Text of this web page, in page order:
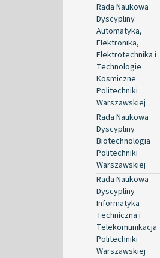
Rada Naukowa
Dyscypliny
Automatyka,
Elektronika,
Elektrotechnika i
Technologie
Kosmiczne
Politechniki
Warszawskiej
Rada Naukowa
Dyscypliny
Biotechnologia
Politechniki
Warszawskiej
Rada Naukowa
Dyscypliny
Informatyka
Techniczna i
Telekomunikacja
Politechniki
Warszawskiej